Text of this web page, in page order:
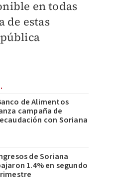
en todas
de estas
de Alimentos
campaña de
con Soriana
de Soriana
1.4% en segundo